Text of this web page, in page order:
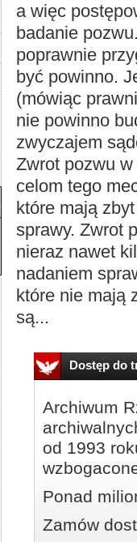
a więc
badanie
poprawnie
być powinno.
(mówiąc
nie powinno
zwyczajem
Zwrot pozwu
celom tego
które mają
sprawy. Zwrot
nieraz nawet
nadaniem
które nie mają
są...
Dostęp do
Archiwum
od 1993
Ponad
Zamów